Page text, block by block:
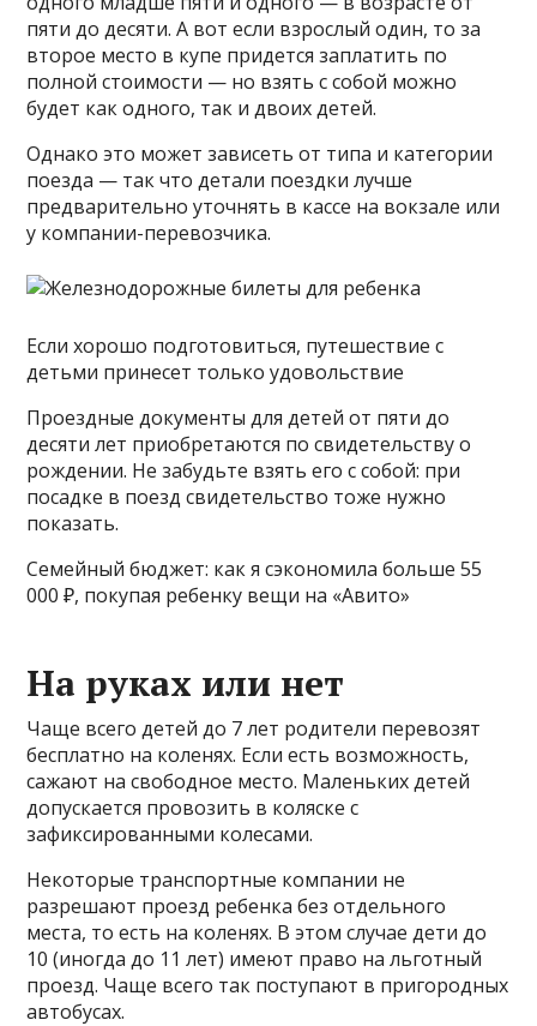
пяти до десяти. А вот если взрослый один, то за
второе место в купе придется заплатить по
полной стоимости — но взять с собой можно
будет как одного, так и двоих детей.
Однако это может зависеть от типа и категории
поезда — так что детали поездки лучше
предварительно уточнять в кассе на вокзале или
у компании-перевозчика.
Если хорошо подготовиться, путешествие с
детьми принесет только удовольствие
Проездные документы для детей от пяти до
десяти лет приобретаются по свидетельству о
рождении. Не забудьте взять его с собой: при
посадке в поезд свидетельство тоже нужно
показать.
Семейный бюджет: как я сэкономила больше 55
000 ₽, покупая ребенку вещи на «Авито»
На руках или нет
Чаще всего детей до 7 лет родители перевозят
бесплатно на коленях. Если есть возможность,
сажают на свободное место. Маленьких детей
допускается провозить в коляске с
зафиксированными колесами.
Некоторые транспортные компании не
разрешают проезд ребенка без отдельного
места, то есть на коленях. В этом случае дети до
10 (иногда до 11 лет) имеют право на льготный
проезд. Чаще всего так поступают в пригородных
автобусах.